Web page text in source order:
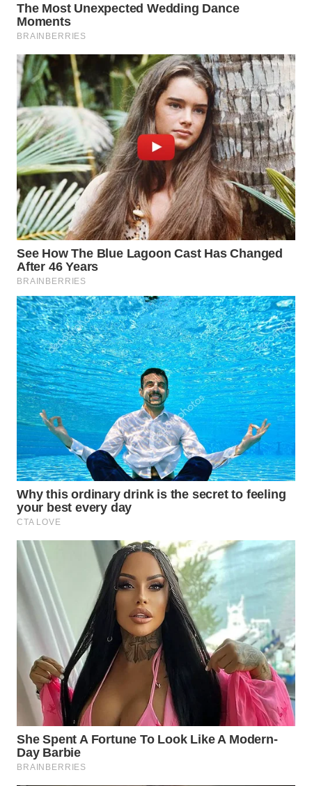
WN
WN
KUNINGAN
WN
MAJALENGKA
WN
SUBANG
WN
SUKABUMI
WN
PURWAKARTA
WN
PRIANGAN
TIMUR
WN
SEMARANG
WN
SOLO
WN
BOROBUDUR
WN
MADURA
WN
SURABAYA
WN
NATUNA
WN
BINTAN
WN